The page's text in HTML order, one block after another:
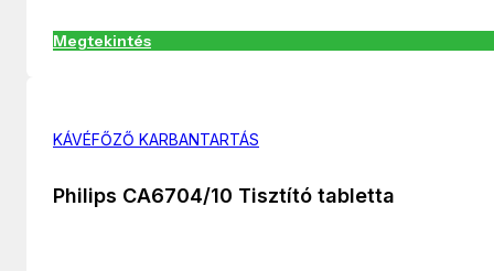
Megtekintés
KÁVÉFŐZŐ KARBANTARTÁS
Philips CA6704/10 Tisztító tabletta